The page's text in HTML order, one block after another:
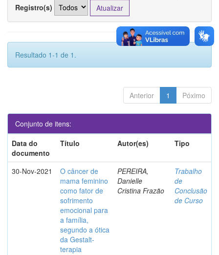
Registro(s)
Resultado 1-1 de 1.
Anterior 1 Póximo
Conjunto de itens:
Data do
documento
Título Autor(es) Tipo
30-Nov-2021
O câncer de
mama feminino
como fator de
sofrimento
emocional para
a família,
segundo a ótica
da Gestalt-
terapia
PEREIRA,
Danielle
Cristina Frazão
Trabalho
de
Conclusão
de Curso